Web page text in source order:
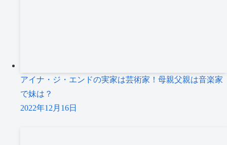
アイナ・ジ・エンドの実家は芸術家！母親父親は音楽家
で妹は？
2022年12月16日